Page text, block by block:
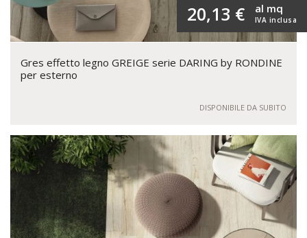
20,13 € IVA inclusa
al mq
Gres effetto legno GREIGE serie DARING by RONDINE
per esterno
DISPONIBILE DA SUBITO